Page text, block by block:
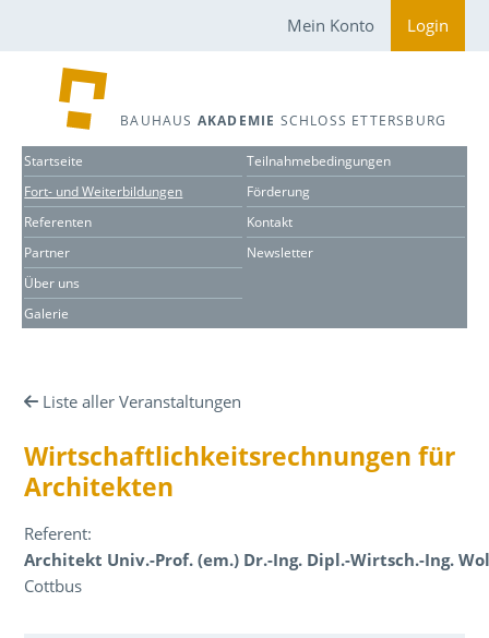
Mein Konto Login
BAUHAUS AKADEMIE SCHLOSS ETTERSBURG
Startseite
Fort- und Weiterbildungen
Referenten
Partner
Über uns
Galerie
Teilnahmebedingungen
Förderung
Kontakt
Newsletter
Liste aller Veranstaltungen
Wirtschaftlichkeitsrechnungen für
Architekten
Referent:
Architekt Univ.-Prof. (em.) Dr.-Ing. Dipl.-Wirtsch.-Ing.
Cottbus